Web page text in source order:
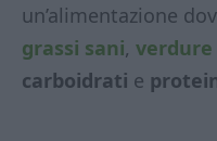
un’alimentazione
grassi sani, verdure
carboidrati e